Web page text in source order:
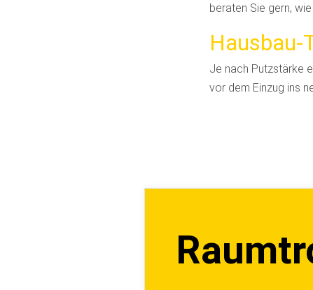
beraten Sie gern,
Hausbau-
Je nach Putzstärke
vor dem Einzug ins